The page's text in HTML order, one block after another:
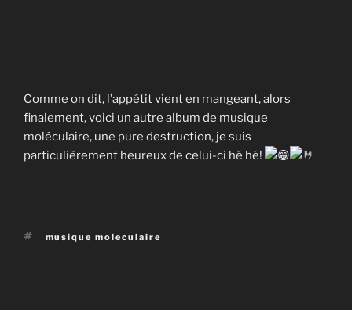
Comme on dit, l’appétit vient en mangeant, alors
finalement, voici un autre album de musique
moléculaire, une pure destruction, je suis
particulièrement heureux de celui-ci hé hé!
Étiquettes
musique moleculaire